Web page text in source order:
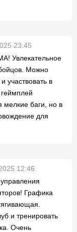
23:45
Увлекательное
Можно
участвовать в
мелкие баги, но в
для
12:46
Графика
и тренировать
Очень